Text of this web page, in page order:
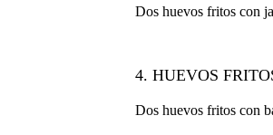
Dos huevos fritos con
4. HUEVOS
Dos huevos fritos con